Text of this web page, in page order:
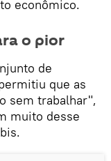
econômico.
o pior
de
que as
sem trabalhar",
muito desse